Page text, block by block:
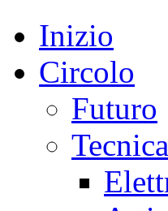
Inizio
Circolo
Futuro
Tecnica